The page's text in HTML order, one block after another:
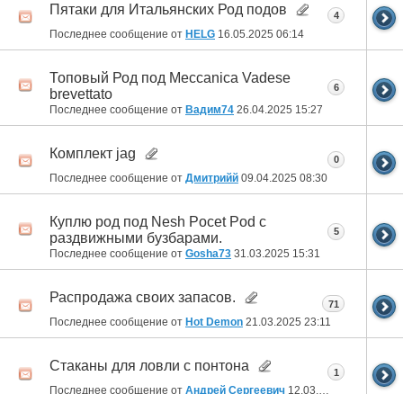
Пятаки для Итальянских Род подов
Последнее сообщение от HELG 16.05.2025 06:14
4
Топовый Род под Meccanica Vadesе
brevettato
Последнее сообщение от Вадим74 26.04.2025 15:27
6
Комплект jag
Последнее сообщение от Дмитрийй 09.04.2025 08:30
0
Куплю род под Nesh Pocet Pod с
раздвижными бузбарами.
Последнее сообщение от Gosha73 31.03.2025 15:31
5
Распродажа своих запасов.
Последнее сообщение от Hot Demon 21.03.2025 23:11
71
Стаканы для ловли с понтона
Последнее сообщение от Андрей Сергеевич 12.03.2025
1